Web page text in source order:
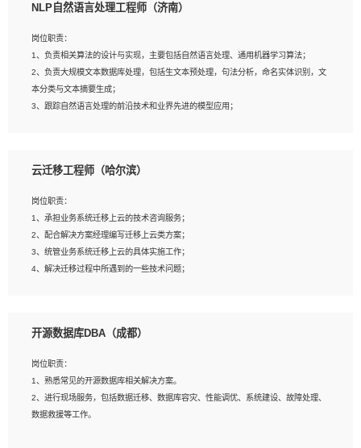
验的更佳；
3、熟悉数据库开发，熟悉Mysql、Oracle、MongoDb数据库应用开发其中一种；
4、熟悉Python Wed框架（Django/Flask...）代码能力优秀，熟悉编码规范和具备
良好的文档编写能力）；
5、沟通表达能力强，具备团队协作能力。
NLP自然语言处理工程师（济南）
岗位职责：
1、负责相关算法的设计与实现，主要包括自然语言处理、通用机器学习算法；
2、负责大规模文本数据库处理，包括生文本预处理，句法分析，命名实体识别，文
本分类与文本摘要生成；
3、跟踪自然语言处理的前沿技术和业界先进的模型应用；
岗位要求：
2、熟悉tensorflow，keras，pytorch等常规深度学习框架，快速根据客户需求实现
有效的模型；
3、熟悉掌握至少一种编程语言，如：Python，Java；
4、 熟悉NLP相关算法与实现；
5、至少有一次及以上问答系统的项目实践，熟悉问答系统全流程开发者优先；
云迁移工程师（哈尔滨）
岗位职责：
1、承担业务系统迁移上云的技术咨询服务；
2、配合解决方案经理编写迁移上云类方案；
3、统管业务系统迁移上云的具体实施工作；
4、解决迁移过程中所遇到的一些技术问题；
1、专科及以上学历，三年以上工作经验，计算机等相关专业；
3、熟悉常见操作系统、存储、网络、 IO 等相关原理；
4、具有迁移工具实操经验，具备P2V、V2V迁移能力；
5、熟练华为、VMware虚拟化、云计算及云存储技术；
6、熟悉主流数据库、应用服务器、中间件部署架构和运维方法；
开源数据库DBA（成都）
岗位职责：
1、熟悉常见的开源数据库相关解决方案。
2、进行现场服务，包括数据迁移、数据库容灾、性能调优、系统建设、故障处理、
数据救援等工作。